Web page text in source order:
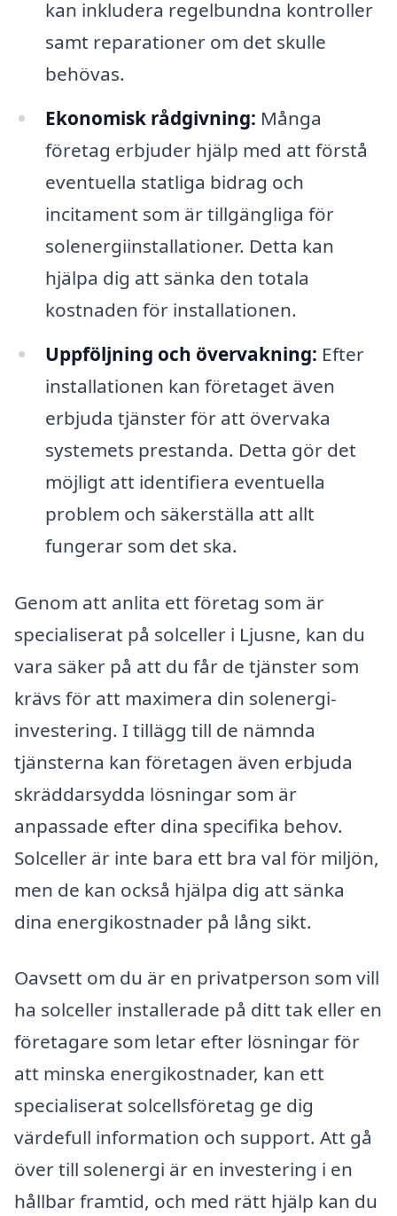
kan inkludera regelbundna kontroller
samt reparationer om det skulle
behövas.
Ekonomisk rådgivning: Många
företag erbjuder hjälp med att förstå
eventuella statliga bidrag och
incitament som är tillgängliga för
solenergiinstallationer. Detta kan
hjälpa dig att sänka den totala
kostnaden för installationen.
Uppföljning och övervakning: Efter
installationen kan företaget även
erbjuda tjänster för att övervaka
systemets prestanda. Detta gör det
möjligt att identifiera eventuella
problem och säkerställa att allt
fungerar som det ska.
Genom att anlita ett företag som är
specialiserat på solceller i Ljusne, kan du
vara säker på att du får de tjänster som
krävs för att maximera din solenergi-
investering. I tillägg till de nämnda
tjänsterna kan företagen även erbjuda
skräddarsydda lösningar som är
anpassade efter dina specifika behov.
Solceller är inte bara ett bra val för miljön,
men de kan också hjälpa dig att sänka
dina energikostnader på lång sikt.
Oavsett om du är en privatperson som vill
ha solceller installerade på ditt tak eller en
företagare som letar efter lösningar för
att minska energikostnader, kan ett
specialiserat solcellsföretag ge dig
värdefull information och support. Att gå
över till solenergi är en investering i en
hållbar framtid, och med rätt hjälp kan du